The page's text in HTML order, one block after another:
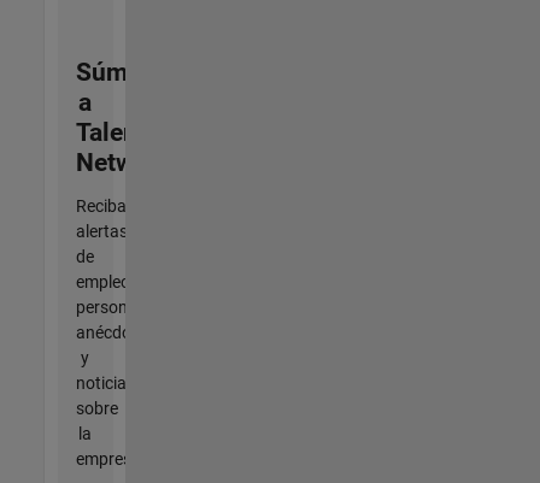
Súmese
a
Talent
Network
Reciba
alertas
de
empleo
personalizadas,
anécdotas
y
noticias
sobre
la
empresa.